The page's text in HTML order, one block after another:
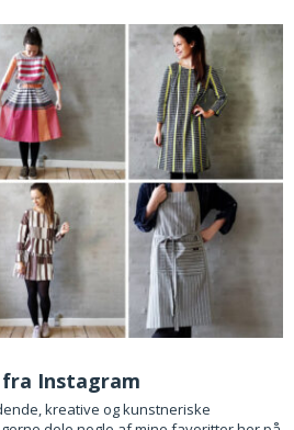
Instagram
kreative og kunstneriske